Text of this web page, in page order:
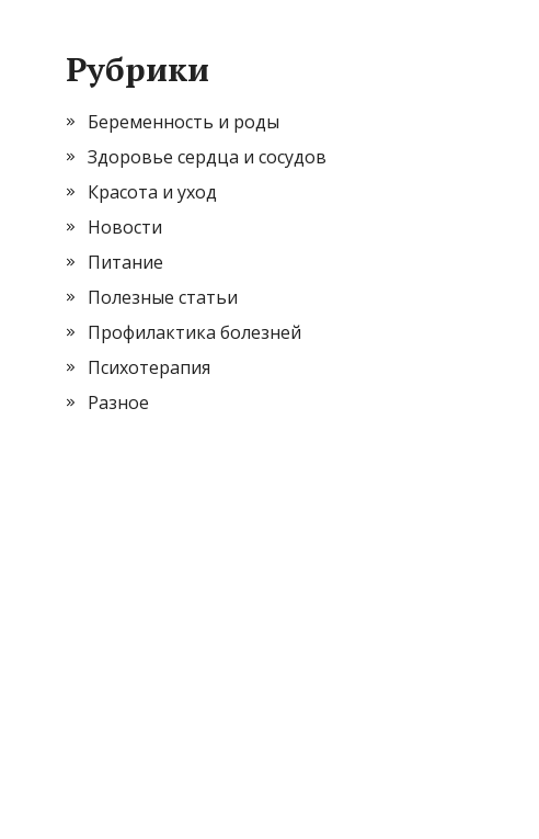
Рубрики
Беременность и роды
Здоровье сердца и сосудов
Красота и уход
Новости
Питание
Полезные статьи
Профилактика болезней
Психотерапия
Разное